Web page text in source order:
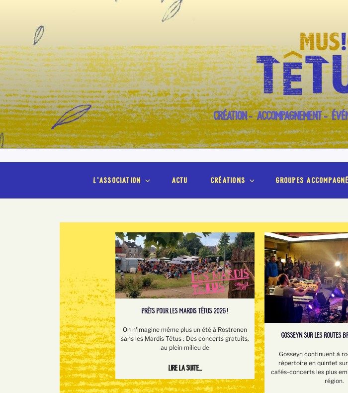
CRÉATION – ACCOMPAGNEMENT –
l’association actu créations groupes
PRÊTS POUR LES MARDIS TÊTUS 2026 !
On n'imagine même plus un été à Rostrenen
sans les Mardis Têtus : Des concerts gratuits,
au plein milieu de
Lire la suite...
GOSSEYN SUR LES ROUTES
Gosseyn continuent à
répertoire en quintet
cafés-concerts les plus
région.